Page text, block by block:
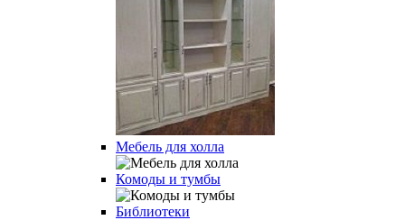
Мебель для холла
Комоды и тумбы
Библиотеки